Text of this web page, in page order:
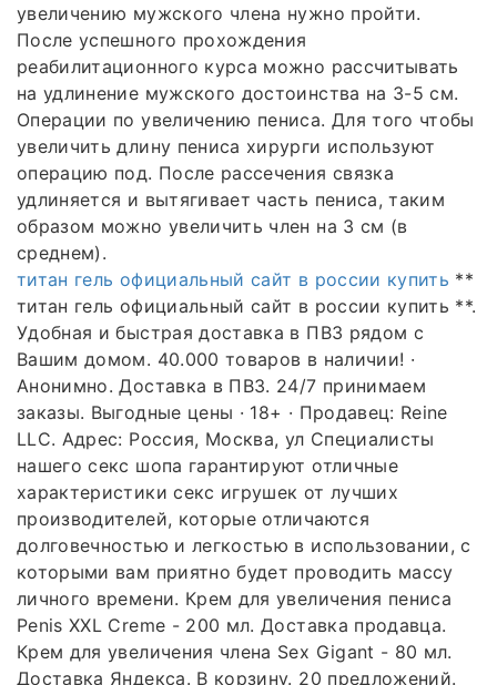
увеличению мужского члена нужно пройти.
После успешного прохождения
реабилитационного курса можно рассчитывать
на удлинение мужского достоинства на 3-5 см.
Операции по увеличению пениса. Для того чтобы
увеличить длину пениса хирурги используют
операцию под. После рассечения связка
удлиняется и вытягивает часть пениса, таким
образом можно увеличить член на 3 см (в
среднем).
титан гель официальный сайт в россии купить **
титан гель официальный сайт в россии купить **.
Удобная и быстрая доставка в ПВЗ рядом с
Вашим домом. 40.000 товаров в наличии! ·
Анонимно. Доставка в ПВЗ. 24/7 принимаем
заказы. Выгодные цены · 18+ · Продавец: Reine
LLC. Адрес: Россия, Москва, ул Специалисты
нашего секс шопа гарантируют отличные
характеристики секс игрушек от лучших
производителей, которые отличаются
долговечностью и легкостью в использовании, с
которыми вам приятно будет проводить массу
личного времени. Крем для увеличения пениса
Penis XXL Creme - 200 мл. Доставка продавца.
Крем для увеличения члена Sex Gigant - 80 мл.
Доставка Яндекса. В корзину. 20 предложений.